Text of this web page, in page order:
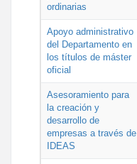
ordinarias
Apoyo administrativo
del Departamento en
los títulos de máster
oficial
Asesoramiento para
la creación y
desarrollo de
empresas a través de
IDEAS